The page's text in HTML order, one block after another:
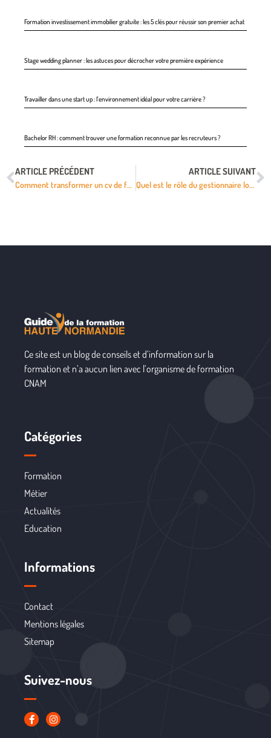
Formation investissement immobilier gratuite : les 5 clés pour réussir son premier achat
Stage wedding planner : les astuces pour décrocher votre première expérience
Travailler dans une start up : l’environnement idéal pour votre carrière ?
Bachelor RH : comment trouver une formation reconnue par les recruteurs ?
ARTICLE PRÉCÉDENT
Comment transformer un cv de formateur en véritable aimant à opportunités
ARTICLE SUIVANT
Quel est le rôle du gestionnaire locatif pour un bien immobilier ?
Ce site est un blog de conseils et d’information sur la
formation et n’a aucun lien avec l’organisme de formation
CNAM
Catégories
Formation
Métier
Actualités
Education
Informations
Contact
Mentions légales
Sitemap
Suivez-nous